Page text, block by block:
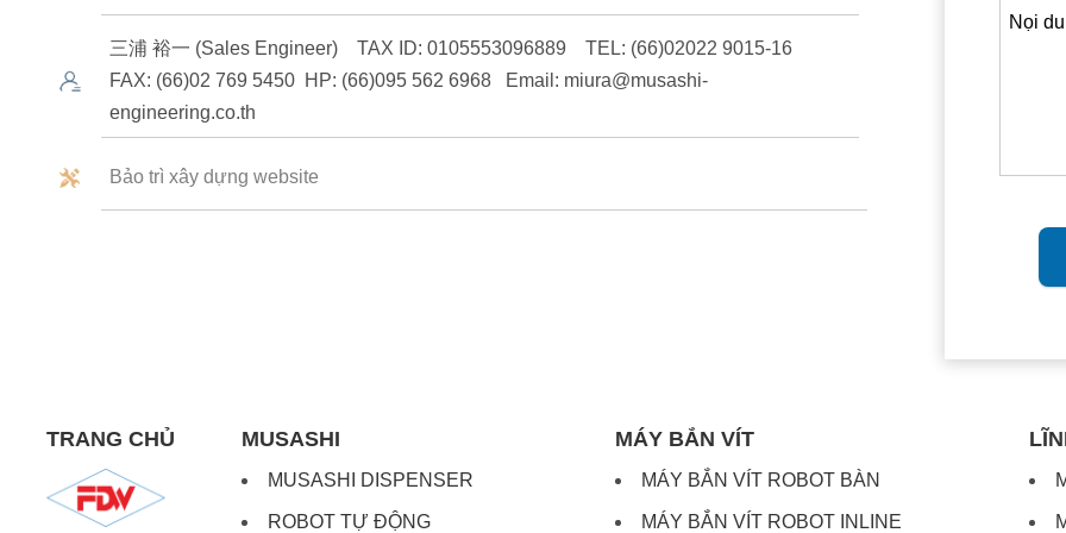
三浦 裕一 (Sales Engineer) TAX ID: 0105553096889 TEL: (66)02022 9015-16
FAX: (66)02 769 5450 HP: (66)095 562 6968 Email: miura@musashi-
engineering.co.th
Bảo trì xây dựng website
TRANG CHỦ MUSASHI MÁY BẮN VÍT
MUSASHI DISPENSER MÁY BẮN VÍT ROBOT BÀN
ROBOT TỰ ĐỘNG MÁY BẮN VÍT ROBOT INLINE